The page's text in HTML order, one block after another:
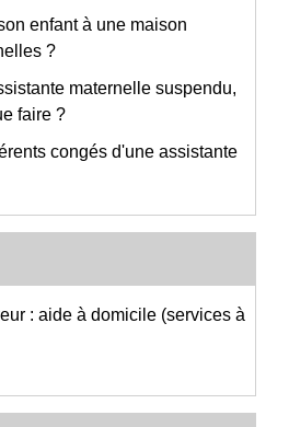
enfant à une maison
?
maternelle suspendu,
faire ?
congés d'une assistante
: aide à domicile (services à